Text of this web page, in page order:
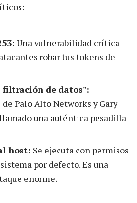
Una vulnerabilidad crítica
robar tus tokens de
filtración de datos":
Palo Alto Networks y Gary
una auténtica pesadilla
host: Se ejecuta con permisos
por defecto. Es una
enorme.